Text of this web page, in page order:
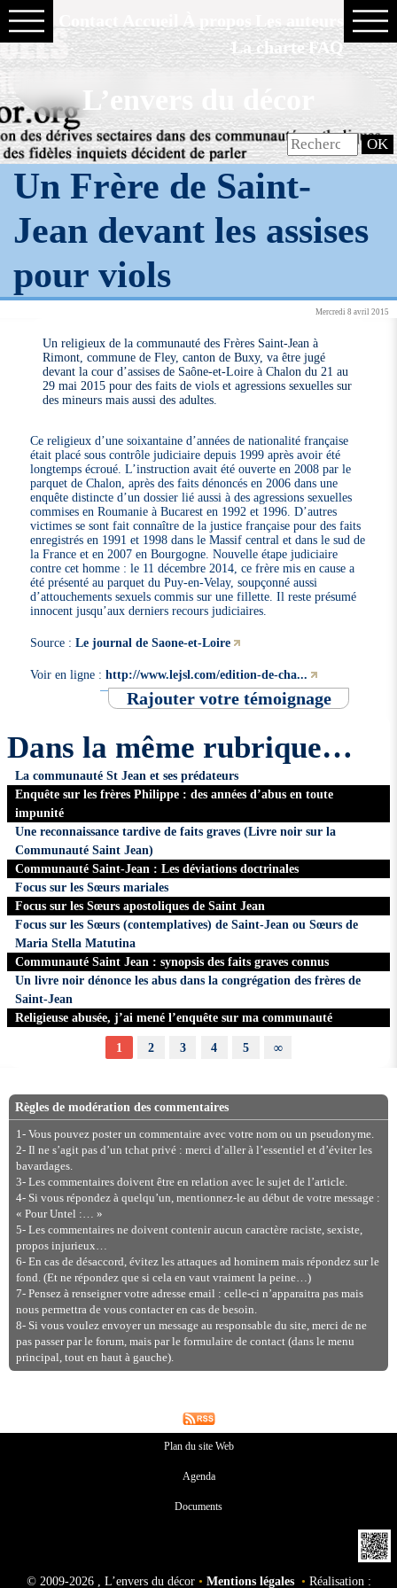
La charte FAQ
L’envers du décor
Un Frère de Saint-
Jean devant les assises
pour viols
Mercredi 8 avril 2015
Un religieux de la communauté des Frères Saint-Jean à
Rimont, commune de Fley, canton de Buxy, va être jugé
devant la cour d’assises de Saône-et-Loire à Chalon du 21 au
29 mai 2015 pour des faits de viols et agressions sexuelles sur
des mineurs mais aussi des adultes.
Ce religieux d’une soixantaine d’années de nationalité française
était placé sous contrôle judiciaire depuis 1999 après avoir été
longtemps écroué. L’instruction avait été ouverte en 2008 par le
parquet de Chalon, après des faits dénoncés en 2006 dans une
enquête distincte d’un dossier lié aussi à des agressions sexuelles
commises en Roumanie à Bucarest en 1992 et 1996. D’autres
victimes se sont fait connaître de la justice française pour des faits
enregistrés en 1991 et 1998 dans le Massif central et dans le sud de
la France et en 2007 en Bourgogne. Nouvelle étape judiciaire
contre cet homme : le 11 décembre 2014, ce frère mis en cause a
été présenté au parquet du Puy-en-Velay, soupçonné aussi
d’attouchements sexuels commis sur une fillette. Il reste présumé
innocent jusqu’aux derniers recours judiciaires.
Source :Le journal de Saone-et-Loire
Voir en ligne :http://www.lejsl.com/edition-de-cha...
Rajouter votre témoignage
Dans la même rubrique…
La communauté St Jean et ses prédateurs
Enquête sur les frères Philippe : des années d’abus en toute
impunité
Une reconnaissance tardive de faits graves (Livre noir sur la
Communauté Saint Jean)
Communauté Saint-Jean : Les déviations doctrinales
Focus sur les Sœurs mariales
Focus sur les Sœurs apostoliques de Saint Jean
Focus sur les Sœurs (contemplatives) de Saint-Jean ou Sœurs de
Maria Stella Matutina
Communauté Saint Jean : synopsis des faits graves connus
Un livre noir dénonce les abus dans la congrégation des frères de
Saint-Jean
Religieuse abusée, j’ai mené l’enquête sur ma communauté
1 2 3 4 5 ∞
Règles de modération des commentaires
1- Vous pouvez poster un commentaire avec votre nom ou un pseudonyme.
2- Il ne s’agit pas d’un tchat privé : merci d’aller à l’essentiel et d’éviter les
bavardages.
3- Les commentaires doivent être en relation avec le sujet de l’article.
4- Si vous répondez à quelqu’un, mentionnez-le au début de votre message :
« Pour Untel :… »
5- Les commentaires ne doivent contenir aucun caractère raciste, sexiste,
propos injurieux…
6- En cas de désaccord, évitez les attaques ad hominem mais répondez sur le
fond. (Et ne répondez que si cela en vaut vraiment la peine…)
7- Pensez à renseigner votre adresse email : celle-ci n’apparaitra pas mais
nous permettra de vous contacter en cas de besoin.
8- Si vous voulez envoyer un message au responsable du site, merci de ne
pas passer par le forum, mais par le formulaire de contact (dans le menu
principal, tout en haut à gauche).
Plan du site Web
Agenda
Documents
©2009-2026 , L’envers du décor • Mentions légales • Réalisation :